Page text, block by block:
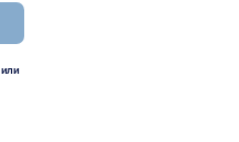
или